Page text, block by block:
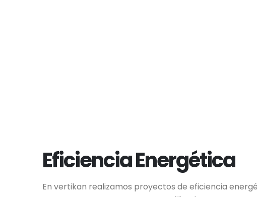
Eficiencia Energética
En vertikan realizamos proyectos de eficiencia